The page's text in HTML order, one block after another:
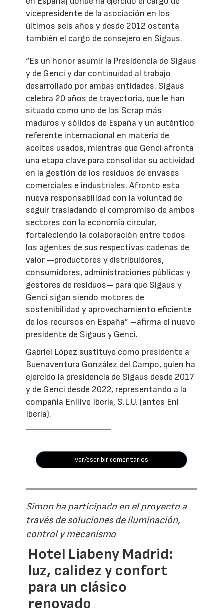
vicepresidente de la asociación en los
últimos seis años y desde 2012 ostenta
también el cargo de consejero en Sigaus.
“Es un honor asumir la Presidencia de Sigaus
y de Genci y dar continuidad al trabajo
desarrollado por ambas entidades. Sigaus
celebra 20 años de trayectoria, que le han
situado como uno de los Scrap más
maduros y sólidos de España y un auténtico
referente internacional en materia de
aceites usados, mientras que Genci afronta
una etapa clave para consolidar su actividad
en la gestión de los residuos de envases
comerciales e industriales. Afronto esta
nueva responsabilidad con la voluntad de
seguir trasladando el compromiso de ambos
sectores con la economía circular,
fortaleciendo la colaboración entre todos
los agentes de sus respectivas cadenas de
valor —productores y distribuidores,
consumidores, administraciones públicas y
gestores de residuos— para que Sigaus y
Genci sigan siendo motores de
sostenibilidad y aprovechamiento eficiente
de los recursos en España” –afirma el nuevo
presidente de Sigaus y Genci.
Gabriel López sustituye como presidente a
Buenaventura González del Campo, quien ha
ejercido la presidencia de Sigaus desde 2017
y de Genci desde 2022, representando a la
compañía Enilive Iberia, S.L.U. (antes Eni
Iberia).
ver/escribir comentarios
Simon ha participado en el proyecto a
través de soluciones de iluminación,
control y mecanismo
Hotel Liabeny Madrid:
luz, calidez y confort
para un clásico
renovado